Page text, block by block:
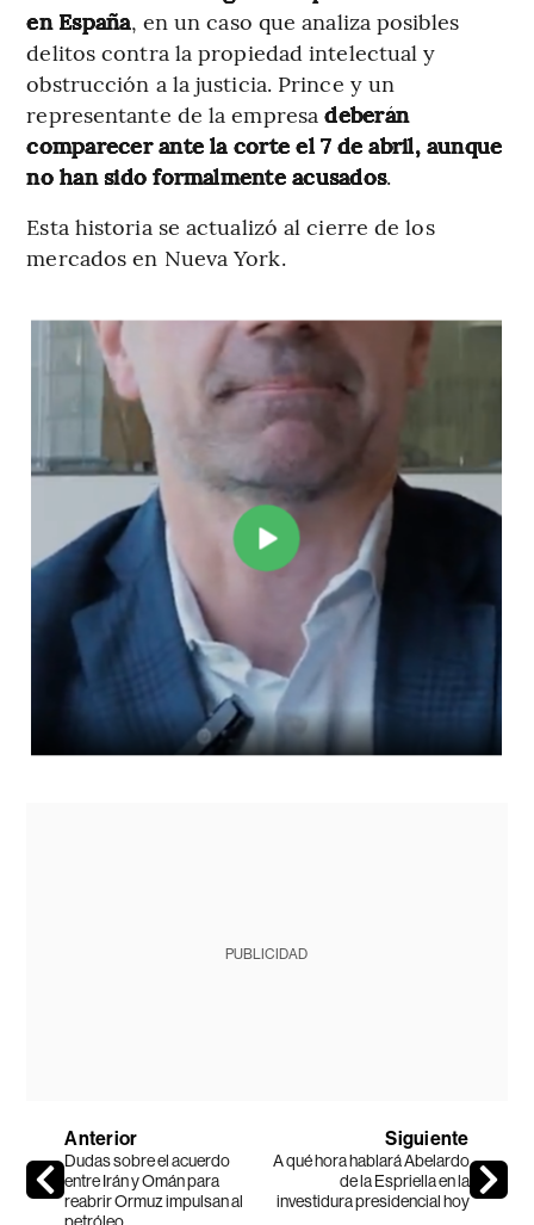
en España, en un caso que analiza posibles
delitos contra la propiedad intelectual y
obstrucción a la justicia. Prince y un
representante de la empresa deberán
comparecer ante la corte el 7 de abril, aunque
no han sido formalmente acusados.
Esta historia se actualizó al cierre de los
mercados en Nueva York.
PUBLICIDAD
Anterior
Dudas sobre el acuerdo
entre Irán y Omán para
reabrir Ormuz impulsan al
Siguiente
A qué hora hablará Abelardo
de la Espriella en la
investidura presidencial hoy